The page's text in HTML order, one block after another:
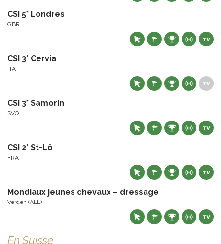
CSI 5* Londres
GBR
CSI 3* Cervia
ITA
CSI 3* Samorin
SVQ
CSI 2* St-Lô
FRA
Mondiaux jeunes chevaux – dressage
Verden (ALL)
En Suisse